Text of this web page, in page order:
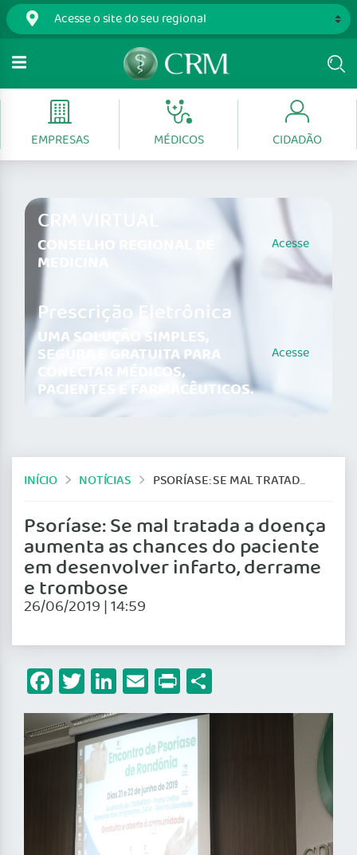
EMPRESAS MÉDICOS CIDADÃO
CRM VIRTUAL
CONSELHO REGIONAL DE
MEDICINA
Acesse
Prescrição Eletrônica
UMA SOLUÇÃO SIMPLES,
SEGURA E GRATUITA PARA
CONECTAR MÉDICOS,
PACIENTES E FARMACÊUTICOS.
Acesse
INÍCIO NOTÍCIAS PSORÍASE: SE MAL TRATADA A DOENÇA AUMENTA AS CHANCES DO PACIENTE EM DESENVOLVER INFARTO, DERRAME E TROMBOSE
Psoríase: Se mal tratada a doença
aumenta as chances do paciente
em desenvolver infarto, derrame
e trombose
26/06/2019 | 14:59
Facebook
Twitter
LinkedIn
Email
Print